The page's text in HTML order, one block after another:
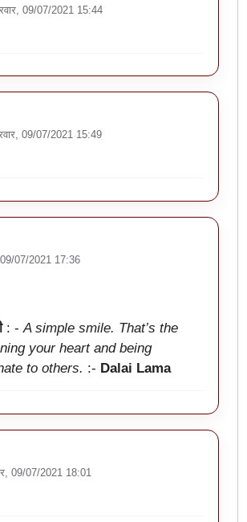
09/07/2021 15:44
09/07/2021 15:49
07/2021 17:36
: -A simple smile. That’s the
your heart and being
to others. :- Dalai Lama
09/07/2021 18:01